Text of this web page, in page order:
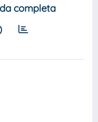
completa